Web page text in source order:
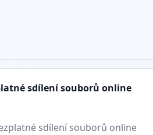
sdílení souborů online
sdílení souborů online